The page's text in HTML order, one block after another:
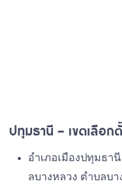
นายสุรพง
อัมพรวิ
ปทุมธานี – เขตเลือก
อําเภอเมืองปทุมธา
ลบางหลวง ตําบลบ